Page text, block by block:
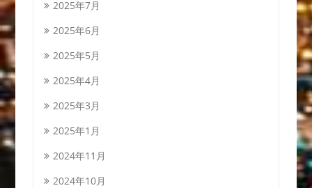
2025年7月
2025年6月
2025年5月
2025年4月
2025年3月
2025年1月
2024年11月
2024年10月